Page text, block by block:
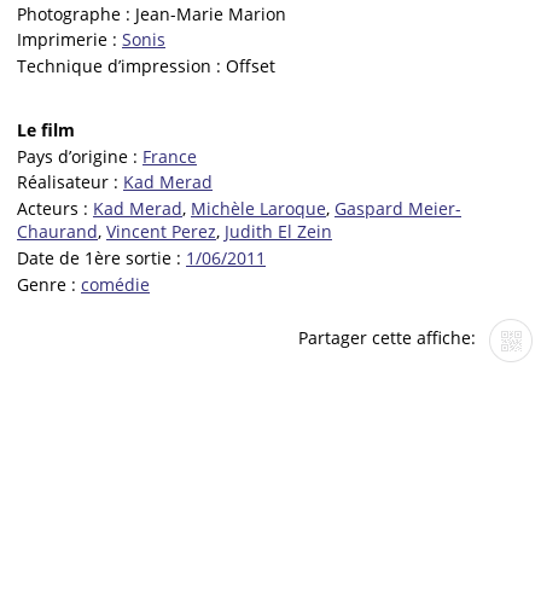
Photographe : Jean-Marie Marion
Imprimerie : Sonis
Technique d’impression : Offset
Le film
Pays d’origine : France
Réalisateur : Kad Merad
Acteurs : Kad Merad, Michèle Laroque, Gaspard Meier-
Chaurand, Vincent Perez, Judith El Zein
Date de 1ère sortie : 1/06/2011
Genre : comédie
Partager cette affiche: